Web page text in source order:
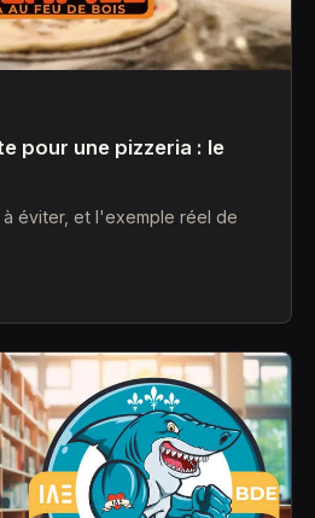
pour une pizzeria : le
éviter, et l'exemple réel de